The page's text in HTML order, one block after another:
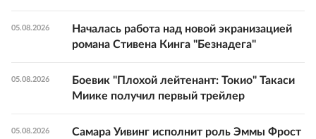
05.08.2026
Началась работа над новой экранизацией
романа Стивена Кинга "Безнадега"
05.08.2026
Боевик "Плохой лейтенант: Токио" Такаси
Миике получил первый трейлер
05.08.2026
Самара Уивинг исполнит роль Эммы Фрост